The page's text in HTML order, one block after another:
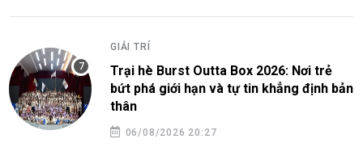
GIẢI TRÍ
Trại hè Burst Outta Box 2026: Nơi trẻ
bứt phá giới hạn và tự tin khẳng định bản
thân
06/08/2026 20:27